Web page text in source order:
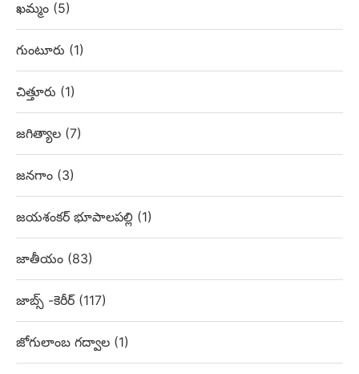
ఖమ్మం (5)
గుంటూరు (1)
చిత్తూరు (1)
జగిత్యాల (7)
జనగాం (3)
జయశంకర్ భూపాలపల్లి (1)
జాతీయం (83)
జాబ్స్ -కెరీర్ (117)
జోగులాంబ గద్వాల (1)